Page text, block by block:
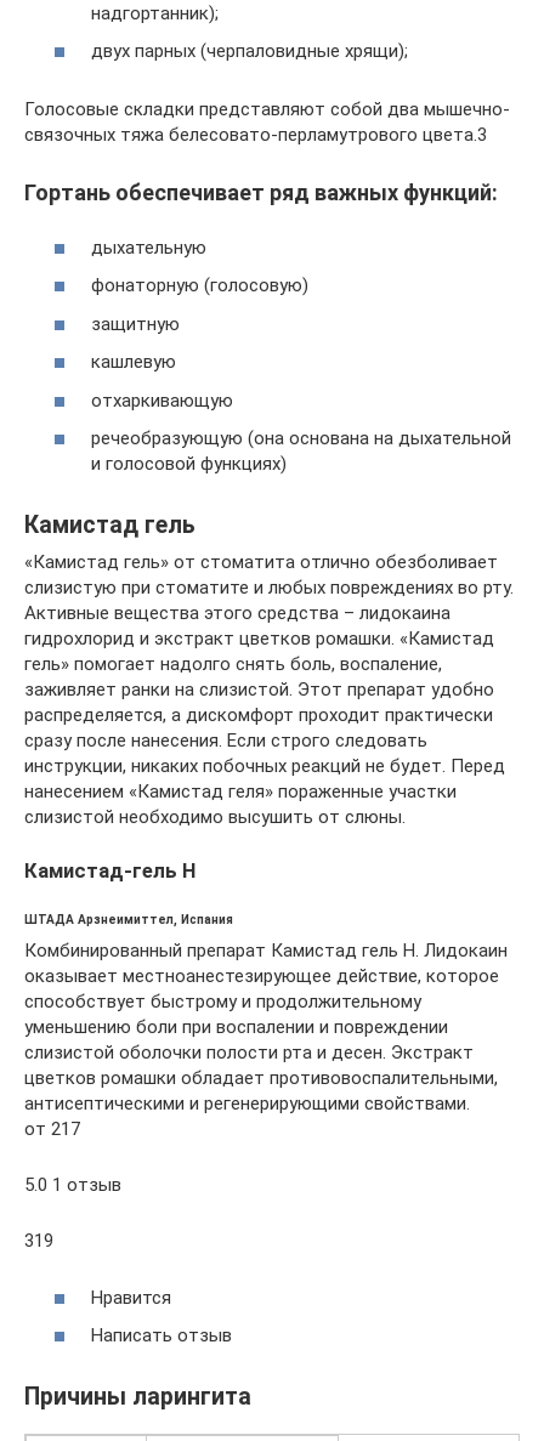
надгортанник);
двух парных (черпаловидные хрящи);
Голосовые складки представляют собой два мышечно-
связочных тяжа белесовато-перламутрового цвета.3
Гортань обеспечивает ряд важных функций:
дыхательную
фонаторную (голосовую)
защитную
кашлевую
отхаркивающую
речеобразующую (она основана на дыхательной
и голосовой функциях)
Камистад гель
«Камистад гель» от стоматита отлично обезболивает
слизистую при стоматите и любых повреждениях во рту.
Активные вещества этого средства – лидокаина
гидрохлорид и экстракт цветков ромашки. «Камистад
гель» помогает надолго снять боль, воспаление,
заживляет ранки на слизистой. Этот препарат удобно
распределяется, а дискомфорт проходит практически
сразу после нанесения. Если строго следовать
инструкции, никаких побочных реакций не будет. Перед
нанесением «Камистад геля» пораженные участки
слизистой необходимо высушить от слюны.
Камистад-гель Н
ШТАДА Арзнеимиттел, Испания
Комбинированный препарат Камистад гель Н. Лидокаин
оказывает местноанестезирующее действие, которое
способствует быстрому и продолжительному
уменьшению боли при воспалении и повреждении
слизистой оболочки полости рта и десен. Экстракт
цветков ромашки обладает противовоспалительными,
антисептическими и регенерирующими свойствами.
от 217
5.0 1 отзыв
319
Нравится
Написать отзыв
Причины ларингита